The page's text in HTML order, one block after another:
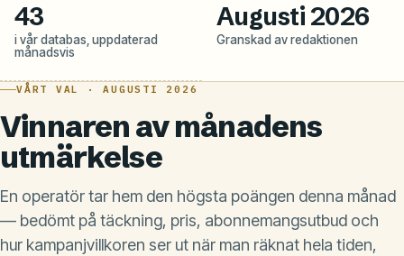
43
i vår databas, uppdaterad
månadsvis
Augusti 2026
Granskad av redaktionen
VÅRT VAL · AUGUSTI 2026
Vinnaren av månadens
utmärkelse
En operatör tar hem den högsta poängen denna månad
— bedömt på täckning, pris, abonnemangsutbud och
hur kampanjvillkoren ser ut när man räknat hela tiden,